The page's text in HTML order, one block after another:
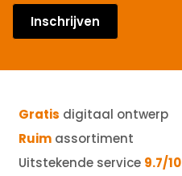
Inschrijven
Gratis digitaal ontwerp
Ruim assortiment
Uitstekende service 9.7/10